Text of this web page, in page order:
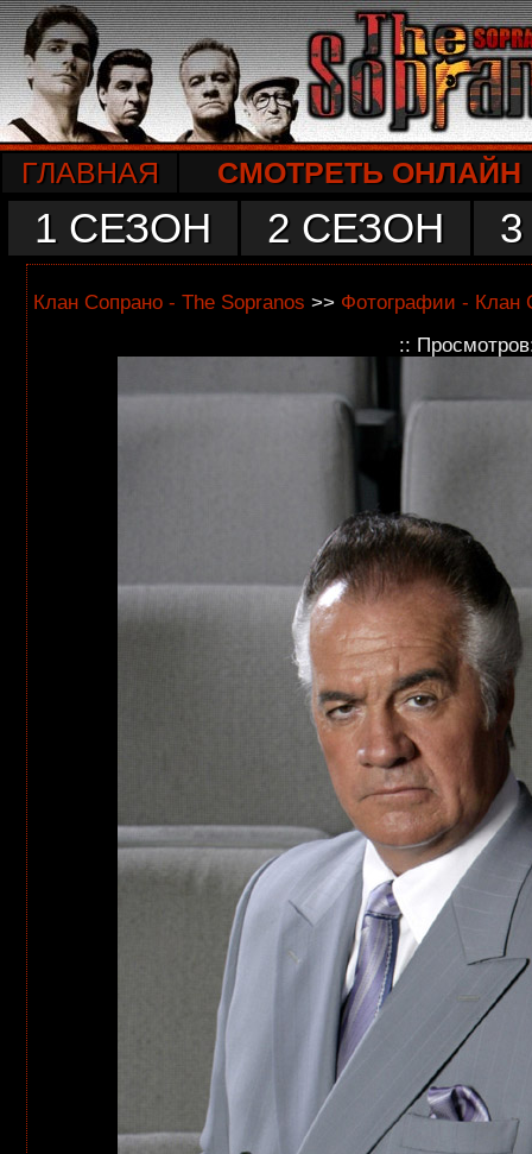
ГЛАВНАЯ СМОТРЕТЬ ОНЛАЙН
1 СЕЗОН 2 СЕЗОН
Клан Сопрано - The Sopranos >> Фотографии - Клан
::